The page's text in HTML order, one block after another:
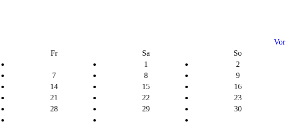
Vor
Fr Sa
So
1
2
7 8
9
14 15
16
21 22
23
28 29
30